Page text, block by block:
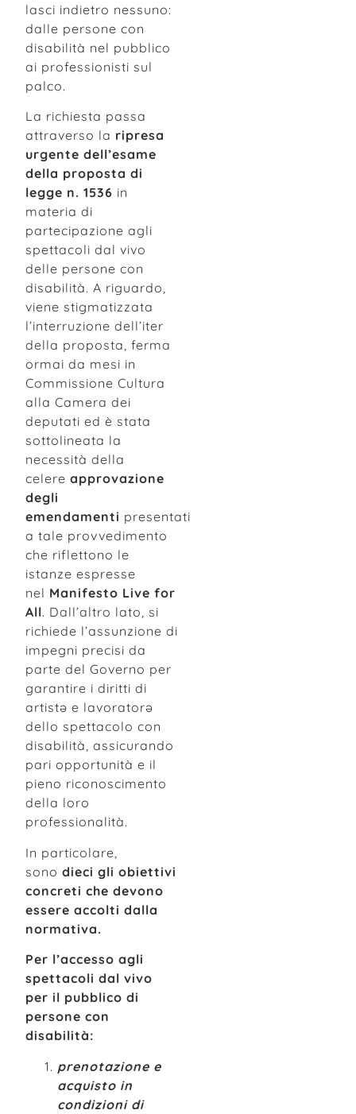
lasci indietro nessuno:
dalle persone con
disabilità nel pubblico
ai professionisti sul
palco.
La richiesta passa
attraverso la ripresa
urgente dell’esame
della proposta di
legge n. 1536 in
materia di
partecipazione agli
spettacoli dal vivo
delle persone con
disabilità. A riguardo,
viene stigmatizzata
l’interruzione dell’iter
della proposta, ferma
ormai da mesi in
Commissione Cultura
alla Camera dei
deputati ed è stata
sottolineata la
necessità della
celere approvazione
degli
emendamenti presentati
a tale provvedimento
che riflettono le
istanze espresse
nel Manifesto Live for
All. Dall’altro lato, si
richiede l’assunzione di
impegni precisi da
parte del Governo per
garantire i diritti di
artistə e lavoratorə
dello spettacolo con
disabilità, assicurando
pari opportunità e il
pieno riconoscimento
della loro
professionalità.
In particolare,
sono dieci gli obiettivi
concreti che devono
essere accolti dalla
normativa.
Per l’accesso agli
spettacoli dal vivo
per il pubblico di
persone con
disabilità:
prenotazione e
acquisto in
condizioni di